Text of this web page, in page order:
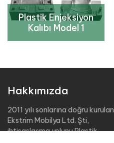
Plastik Enjeksiyon
Kalıbı Model 1
Hakkımızda
2011 yılı sonlarına doğru kurulan
Ekstrim Mobilya Ltd. Şti,
ihtisaslaşma yolunu Plastik